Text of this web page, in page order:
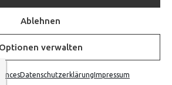
Ablehnen
Optionen verwalten
DatenschutzerklärungImpressum